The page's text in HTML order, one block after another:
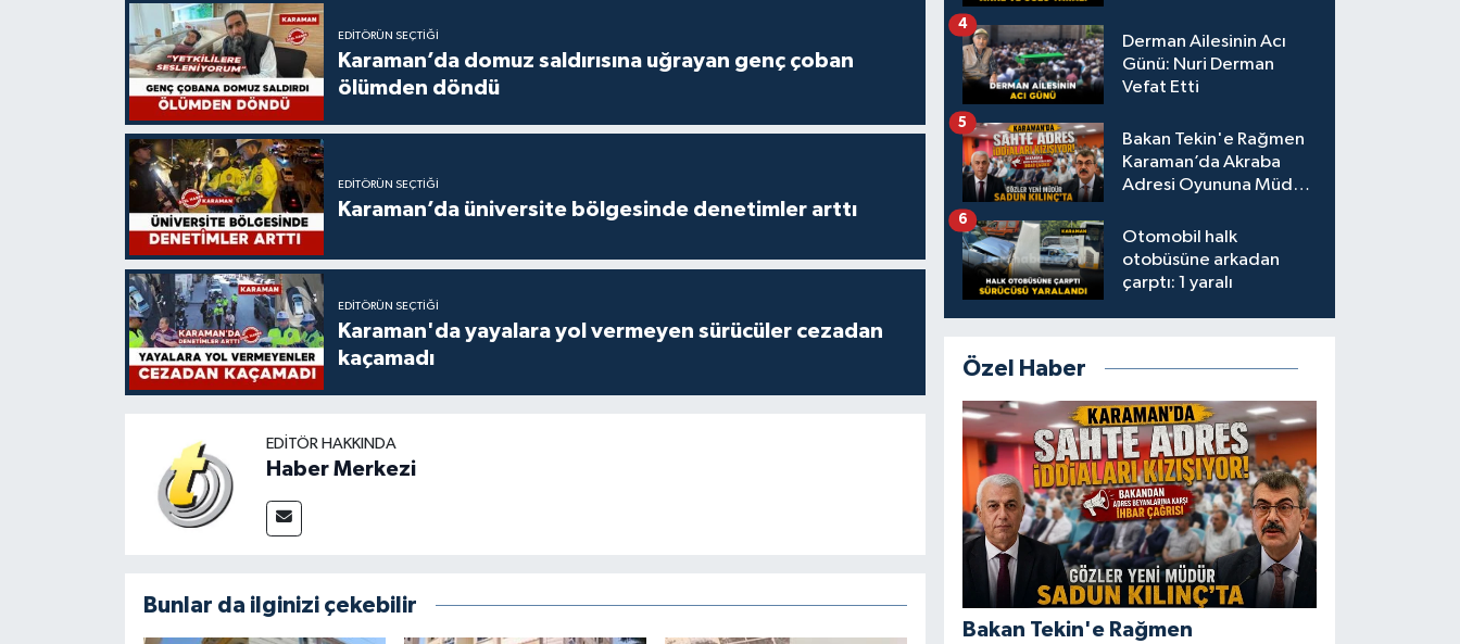
EDITÖRÜN SEÇTIĞI
Karaman’da domuz saldırısına uğrayan genç çoban
ölümden döndü
EDITÖRÜN SEÇTIĞI
Karaman’da üniversite bölgesinde denetimler arttı
EDITÖRÜN SEÇTIĞI
Karaman'da yayalara yol vermeyen sürücüler cezadan
kaçamadı
EDITÖR HAKKINDA
Haber Merkezi
Bunlar da ilginizi çekebilir
Derman Ailesinin Acı
Günü: Nuri Derman
Vefat Etti
4
Bakan Tekin'e Rağmen
Karaman’da Akraba
Adresi Oyununa Müdür
5
Otomobil halk
otobüsüne arkadan
çarptı: 1 yaralı
6
Özel Haber
Bakan Tekin'e Rağmen